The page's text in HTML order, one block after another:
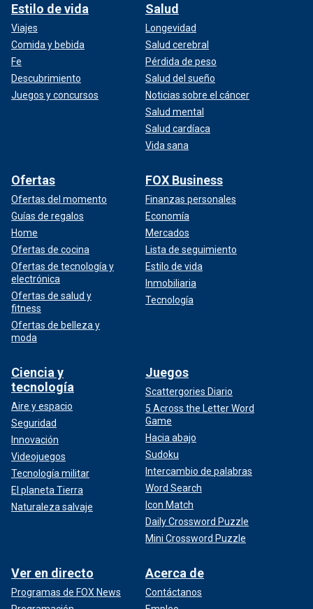
Estilo de vida
Viajes
Comida y bebida
Fe
Descubrimiento
Juegos y concursos
Salud
Longevidad
Salud cerebral
Pérdida de peso
Salud del sueño
Noticias sobre el cáncer
Salud mental
Salud cardíaca
Vida sana
Ofertas
Ofertas del momento
Guías de regalos
Home
Ofertas de cocina
Ofertas de tecnología y
electrónica
Ofertas de salud y
fitness
Ofertas de belleza y
moda
FOX Business
Finanzas personales
Economía
Mercados
Lista de seguimiento
Estilo de vida
Inmobiliaria
Tecnología
Ciencia y
tecnología
Aire y espacio
Seguridad
Innovación
Videojuegos
Tecnología militar
El planeta Tierra
Naturaleza salvaje
Juegos
Scattergories Diario
5 Across the Letter Word
Game
Hacia abajo
Sudoku
Intercambio de palabras
Word Search
Icon Match
Daily Crossword Puzzle
Mini Crossword Puzzle
Ver en directo
Programas de FOX News
Acerca de
Contáctanos